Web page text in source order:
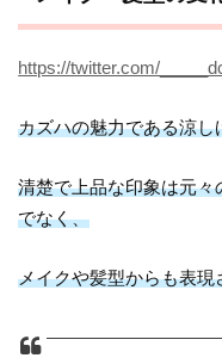
https://twitter.com/
カズハの魅力である涼し
清楚で上品な印象は元
でなく、
メイクや髪型からも表